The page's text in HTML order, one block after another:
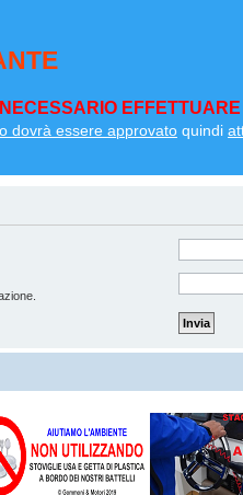
dovrà essere approvato quindi